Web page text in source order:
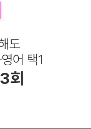
도
어 택1
회